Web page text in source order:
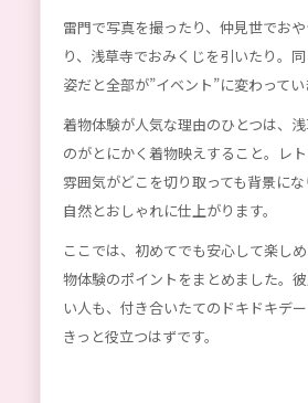
雷門で写真を撮ったり、仲見世でお
り、浅草寺でおみくじを引いたり。
姿だと全部が”イベント”に変わってい
着物体験が人気な理由のひとつは、
のがとにかく着物映えすること。レ
雰囲気がどこを切り取っても背景に
自然とおしゃれに仕上がります。
ここでは、初めてでも安心して楽し
物体験のポイントをまとめました。
い人も、付き合いたてのドキドキデー
きっと役立つはずです。